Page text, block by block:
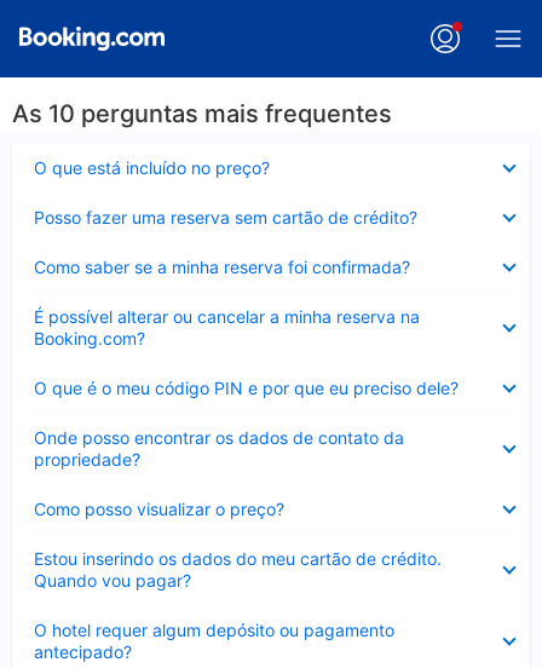
As 10 perguntas mais frequentes
O que está incluído no preço?
Posso fazer uma reserva sem cartão de crédito?
Como saber se a minha reserva foi confirmada?
É possível alterar ou cancelar a minha reserva na
Booking.com?
Contraído
O que é o meu código PIN e por que eu preciso dele?
Onde posso encontrar os dados de contato da
propriedade?
Como posso visualizar o preço?
Estou inserindo os dados do meu cartão de crédito.
Quando vou pagar?
O hotel requer algum depósito ou pagamento
antecipado?